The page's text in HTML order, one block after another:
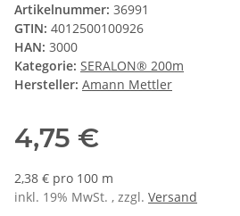
Artikelnummer: 36991
GTIN: 4012500100926
HAN: 3000
Kategorie: SERALON® 200m
Hersteller: Amann Mettler
4,75 €
2,38 € pro 100 m
inkl. 19% MwSt. , zzgl. Versand